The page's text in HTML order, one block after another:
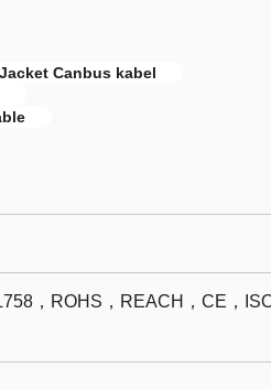
Canbus kabel
，ROHS，REACH，CE，